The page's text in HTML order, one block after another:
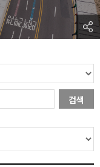
검색